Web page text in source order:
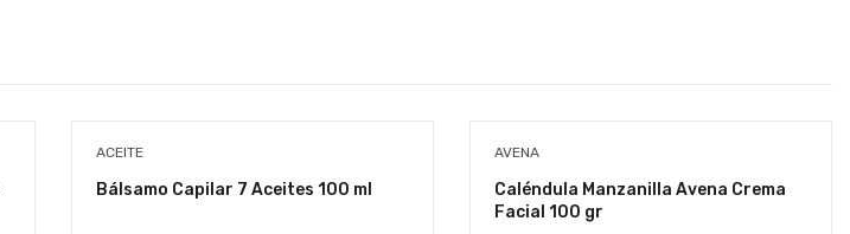
ACEITE
Bálsamo Capilar 7 Aceites 100 ml
AVENA
Caléndula Manzanilla Avena Crema
Facial 100 gr